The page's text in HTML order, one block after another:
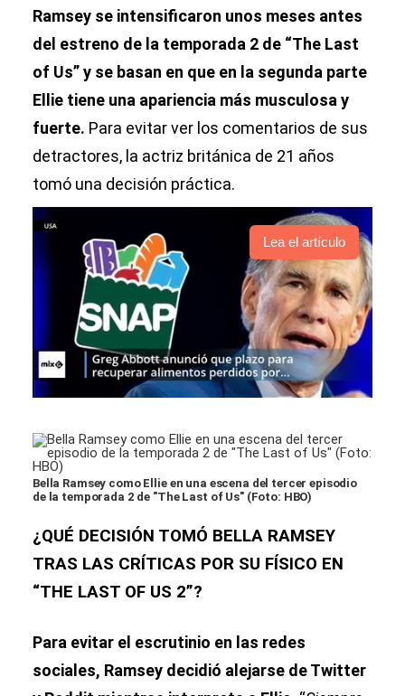
Ramsey se intensificaron unos meses antes
del estreno de la temporada 2 de “The Last
of Us” y se basan en que en la segunda parte
Ellie tiene una apariencia más musculosa y
fuerte. Para evitar ver los comentarios de sus
detractores, la actriz británica de 21 años
tomó una decisión práctica.
Lea el artículo
Bella Ramsey como Ellie en una escena del tercer episodio
de la temporada 2 de "The Last of Us" (Foto: HBO)
¿QUÉ DECISIÓN TOMÓ BELLA RAMSEY
TRAS LAS CRÍTICAS POR SU FÍSICO EN
“THE LAST OF US 2”?
Para evitar el escrutinio en las redes
sociales, Ramsey decidió alejarse de Twitter